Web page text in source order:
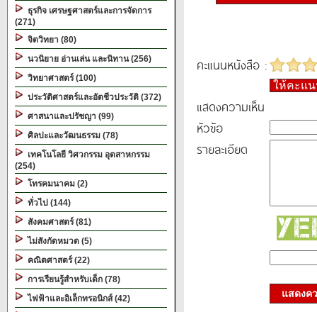
ธุรกิจ เศรษฐศาสตร์และการจัดการ
(271)
จิตวิทยา (80)
นวนิยาย อ่านเล่น และนิทาน (256)
วิทยาศาสตร์ (100)
ประวัติศาสตร์และอัตชีวประวัติ (372)
ศาสนาและปรัชญา (99)
ศิลปะและวัฒนธรรม (78)
เทคโนโลยี วิศวกรรม อุตสาหกรรม
(254)
โทรคมนาคม (2)
ทั่วไป (144)
สังคมศาสตร์ (81)
ไม่สังกัดหมวด (5)
คณิตศาสตร์ (22)
การเรียนรู้สำหรับเด็ก (78)
ไฟฟ้าและอิเล็กทรอนิกส์ (42)
คะแนนหนังสือ :
ให้คะแ
แสดงความเห็น
หัวข้อ
รายละเอียด
แสดงค